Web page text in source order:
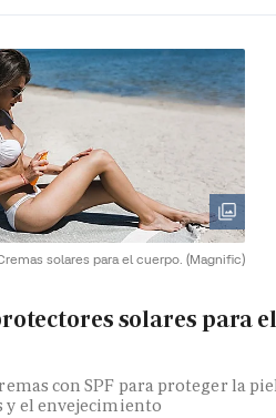
solares para el cuerpo. (Magnific)
solares para
con SPF para proteger la
y el envejecimiento